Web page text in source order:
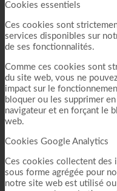
Cookies essentiels
Ces cookies sont
services disponibles sur
de ses fonctionnalités.
Comme ces cookies sont
du site web, vous ne
impact sur le
bloquer ou les supprimer
navigateur et en forçant le
web.
Cookies Google Analytics
Ces cookies collectent
sous forme agrégée pour
notre site web est utilisé